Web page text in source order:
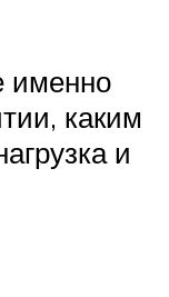
именно
каким
и